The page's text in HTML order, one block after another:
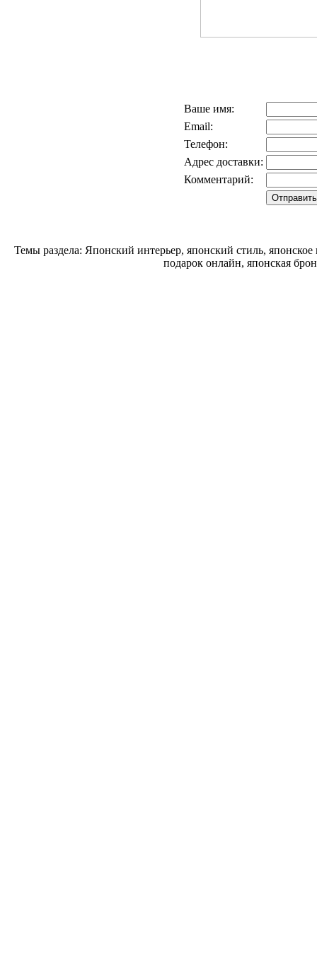
Ваше имя:
Email:
Телефон:
Адрес доставки:
Комментарий:
Темы раздела: Японский интерьер, японский стиль,
подарок онлайн, японская